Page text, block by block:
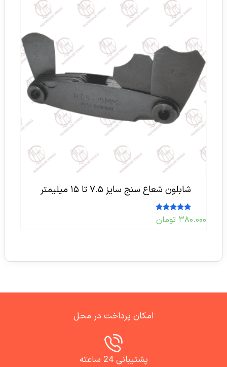
شابلون شعاع سنج سایز ۷.۵ تا ۱۵ میلیمتر
امتیاز
5.00
۳۸۰.۰۰۰ تومان
امکان پرداخت در محل
پشتیبانی 24 ساعته